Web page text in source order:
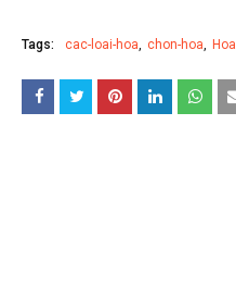
Tags: cac-loai-hoa chon-hoa Hoa